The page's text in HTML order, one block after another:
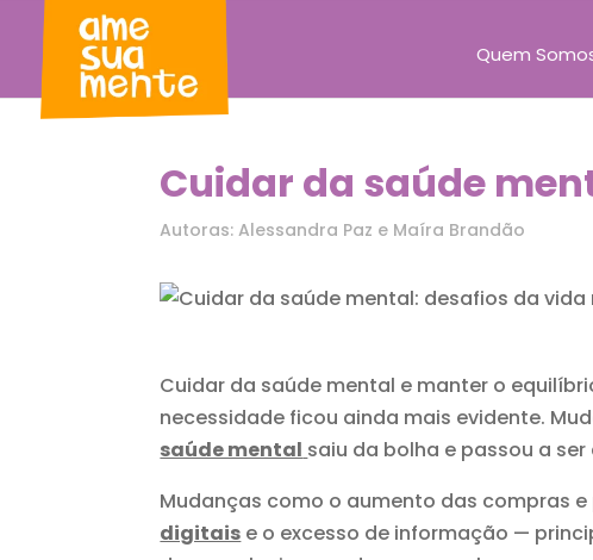
Quem
Cuidar da saúde
Autoras: Alessandra Paz e Maíra Brandão
Cuidar da saúde mental e manter o
necessidade ficou ainda mais evidente.
saúde mental saiu da bolha e passou a
Mudanças como o aumento das compras
digitais e o excesso de informação —